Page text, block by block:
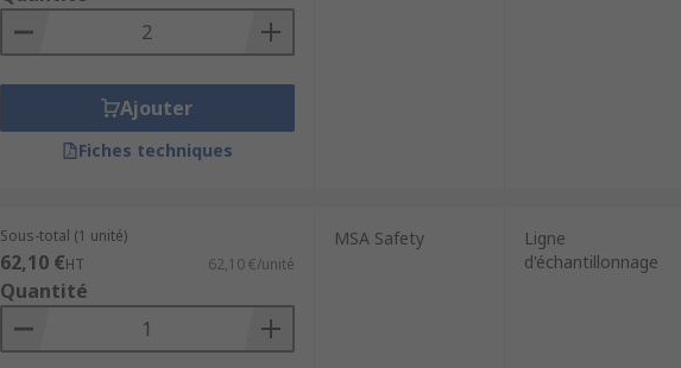
Ajouter
Fiches techniques
Sous-total (1 unité)
62,10 €HT 62,10 €/unité
Quantité
MSA Safety
Ligne
d'échantillonnage